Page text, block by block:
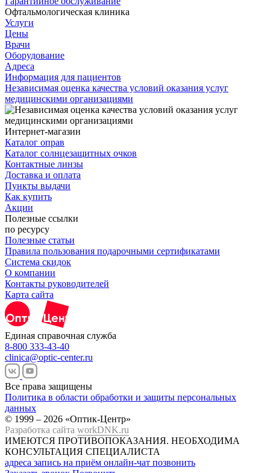
Офтальмологическая клиника
Услуги
Цены
Врачи
Оборудование
Адреса
Информация для пациентов
Независимая оценка качества условий оказания услуг
медицинскими организациями
Интернет-магазин
Каталог оправ
Каталог солнцезащитных очков
Контактные линзы
Доставка и оплата
Пункты выдачи
Как купить
Акции
Полезные ссылки
по ресурсу
Полезные статьи
Правила пользования подарочными сертификатами
Система скидок
О компании
Контакты руководителей
Карта сайта
Единая справочная служба
8-800 333-43-40
clinica@optic-center.ru
Все права защищены
Политика в области обработки и защиты персональных
данных
© 1999 – 2026 «Оптик-Центр»
Разработка сайта workDNK.ru
ИМЕЮТСЯ ПРОТИВОПОКАЗАНИЯ. НЕОБХОДИМА
КОНСУЛЬТАЦИЯ СПЕЦИАЛИСТА
адреса запись на приём онлайн-чат позвонить